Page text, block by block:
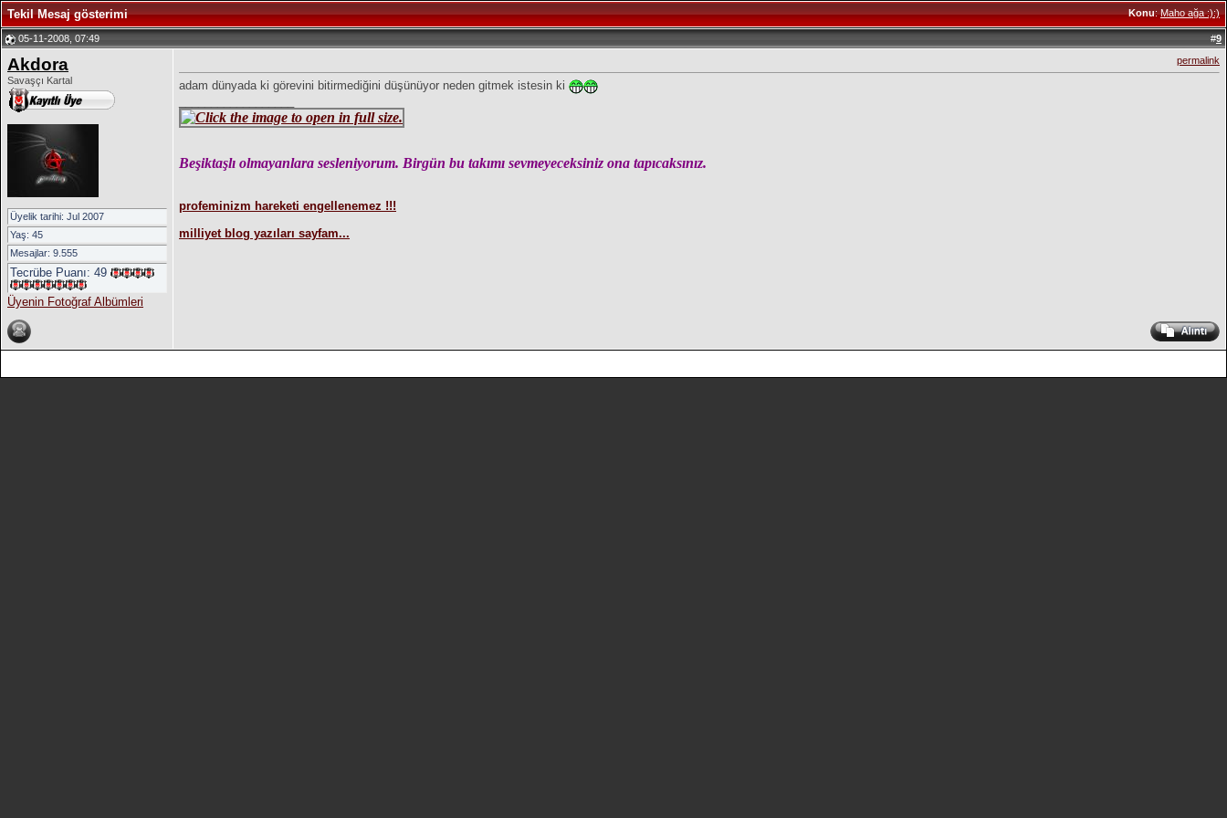
Konu:Maho ağa :):)
Tekil Mesaj gösterimi
05-11-2008, 07:49 #9
Akdora
Savaşçı Kartal
Üyelik tarihi: Jul 2007
Yaş: 45
Mesajlar: 9.555
Tecrübe Puanı: 49
Üyenin Fotoğraf Albümleri
permalink
adam dünyada ki görevini bitirmediğini düşünüyor neden gitmek istesin ki
Beşiktaşlı olmayanlara sesleniyorum. Birgün bu takımı sevmeyeceksiniz ona tapıcaksınız.
profeminizm hareketi engellenemez !!!
milliyet blog yazıları sayfam...